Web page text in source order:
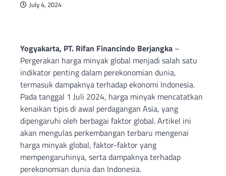
July 4, 2024
Yogyakarta, PT. Rifan Financindo Berjangka –
Pergerakan harga minyak global menjadi salah satu
indikator penting dalam perekonomian dunia,
termasuk dampaknya terhadap ekonomi Indonesia.
Pada tanggal 1 Juli 2024, harga minyak mencatatkan
kenaikan tipis di awal perdagangan Asia, yang
dipengaruhi oleh berbagai faktor global. Artikel ini
akan mengulas perkembangan terbaru mengenai
harga minyak global, faktor-faktor yang
mempengaruhinya, serta dampaknya terhadap
perekonomian dunia dan Indonesia.